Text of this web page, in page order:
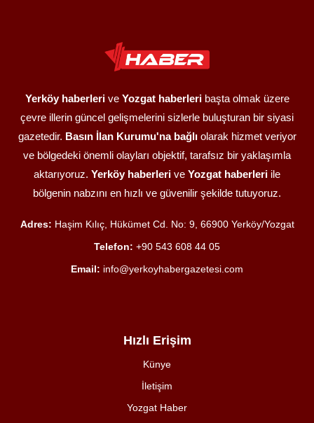
Yerköy haberlerive Yozgat haberleribaşta olmak üzere
çevre illerin güncel gelişmelerini sizlerle buluşturan bir siyasi
gazetedir. Basın İlan Kurumu'na bağlıolarak hizmet veriyor
ve bölgedeki önemli olayları objektif, tarafsız bir yaklaşımla
aktarıyoruz. Yerköy haberleri ve Yozgat haberleri ile
bölgenin nabzını en hızlı ve güvenilir şekilde tutuyoruz.
Adres: Haşim Kılıç, Hükümet Cd. No: 9, 66900 Yerköy/Yozgat
Telefon: +90 543 608 44 05
Email: info@yerkoyhabergazetesi.com
Hızlı Erişim
Künye
İletişim
Yozgat Haber